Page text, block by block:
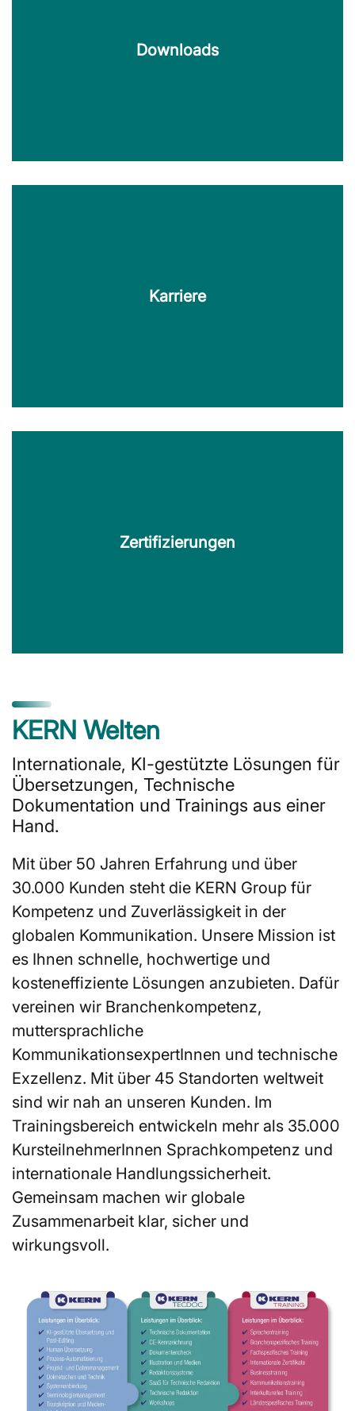
Downloads
Karriere
Zertifizierungen
hochwertige Sprachendienstleistungen.
Mehr erfahren
KERN Welten
Internationale, KI-gestützte Lösungen für
Übersetzungen, Technische
Dokumentation und Trainings aus einer
Hand.
Mit über 50 Jahren Erfahrung und über
30.000 Kunden steht die KERN Group für
Kompetenz und Zuverlässigkeit in der
globalen Kommunikation. Unsere Mission ist
es Ihnen schnelle, hochwertige und
kosteneffiziente Lösungen anzubieten. Dafür
vereinen wir Branchenkompetenz,
muttersprachliche
KommunikationsexpertInnen und technische
Exzellenz. Mit über 45 Standorten weltweit
sind wir nah an unseren Kunden. Im
Trainingsbereich entwickeln mehr als 35.000
KursteilnehmerInnen Sprachkompetenz und
internationale Handlungssicherheit.
Gemeinsam machen wir globale
Zusammenarbeit klar, sicher und
wirkungsvoll.